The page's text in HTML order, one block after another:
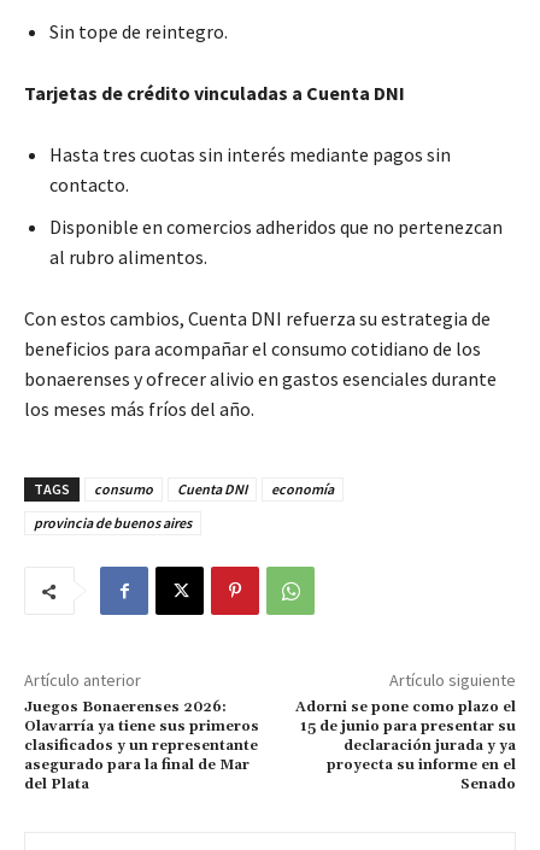
Sin tope de reintegro.
Tarjetas de crédito vinculadas a Cuenta DNI
Hasta tres cuotas sin interés mediante pagos sin
contacto.
Disponible en comercios adheridos que no pertenezcan
al rubro alimentos.
Con estos cambios, Cuenta DNI refuerza su estrategia de
beneficios para acompañar el consumo cotidiano de los
bonaerenses y ofrecer alivio en gastos esenciales durante
los meses más fríos del año.
TAGS consumo Cuenta DNI
economía
provincia de buenos aires
Artículo anterior
Juegos Bonaerenses 2026:
Olavarría ya tiene sus primeros
clasificados y un representante
asegurado para la final de Mar
del Plata
Artículo siguiente
Adorni se pone como plazo el
15 de junio para presentar su
declaración jurada y ya
proyecta su informe en el
Senado